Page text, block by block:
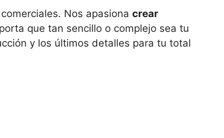
Nos apasiona crear
que tan sencillo o complejo sea tu
y los últimos detalles para tu total